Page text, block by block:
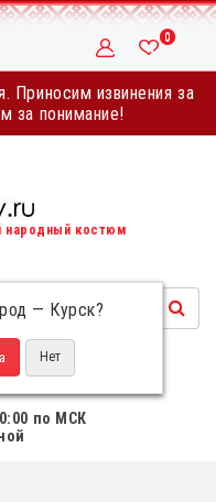
Приносим извинения за
за понимание!
0
народный костюм
— Курск?
по МСК